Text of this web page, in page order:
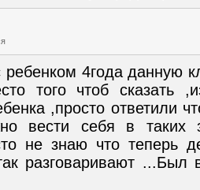
ребенком 4года данную
того чтоб сказать
,просто ответили
вести себя в таких
не знаю что теперь
разговаривают